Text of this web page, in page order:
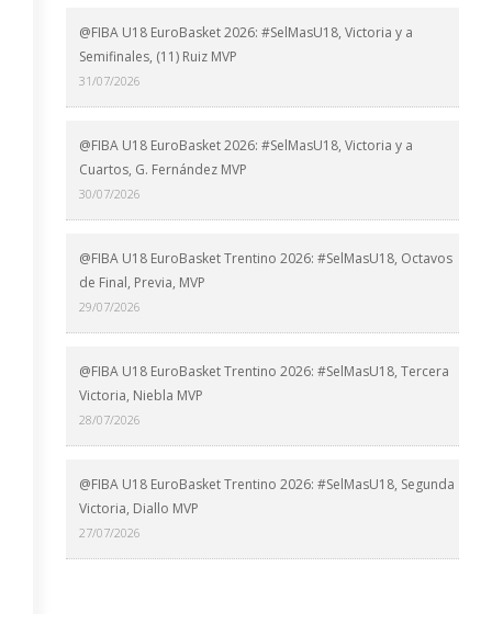
@FIBA U18 EuroBasket 2026: #SelMasU18, Victoria y a
Semifinales, (11) Ruiz MVP
31/07/2026
@FIBA U18 EuroBasket 2026: #SelMasU18, Victoria y a
Cuartos, G. Fernández MVP
30/07/2026
@FIBA U18 EuroBasket Trentino 2026: #SelMasU18, Octavos
de Final, Previa, MVP
29/07/2026
@FIBA U18 EuroBasket Trentino 2026: #SelMasU18, Tercera
Victoria, Niebla MVP
28/07/2026
@FIBA U18 EuroBasket Trentino 2026: #SelMasU18, Segunda
Victoria, Diallo MVP
27/07/2026